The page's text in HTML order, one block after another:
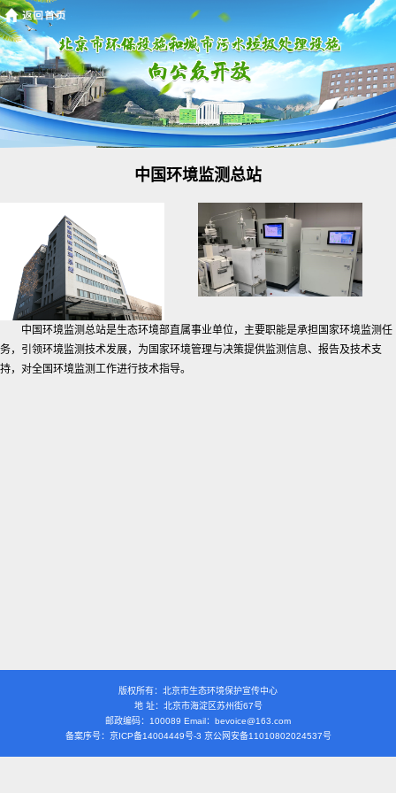
中国环境监测总站
中国环境监测总站是生态环境部直属事业单位，主要职能是承担国家环境监测任
务，引领环境监测技术发展，为国家环境管理与决策提供监测信息、报告及技术支
持，对全国环境监测工作进行技术指导。
版权所有：北京市生态环境保护宣传中心
地 址：北京市海淀区苏州街67号
邮政编码：100089 Email：bevoice@163.com
备案序号：京ICP备14004449号-3 京公网安备11010802024537号